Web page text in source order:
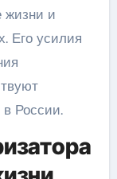
жизни и
Его усилия
России.